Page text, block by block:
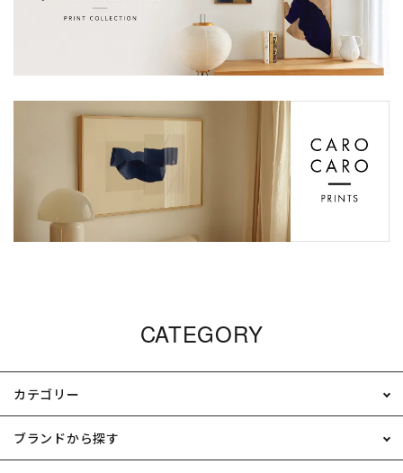
CATEGORY
カテゴリー
ブランドから探す